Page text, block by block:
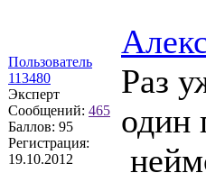
Пользователь
113480
Эксперт
Сообщений: 465
Баллов: 95
Регистрация:
19.10.2012
Раз
один